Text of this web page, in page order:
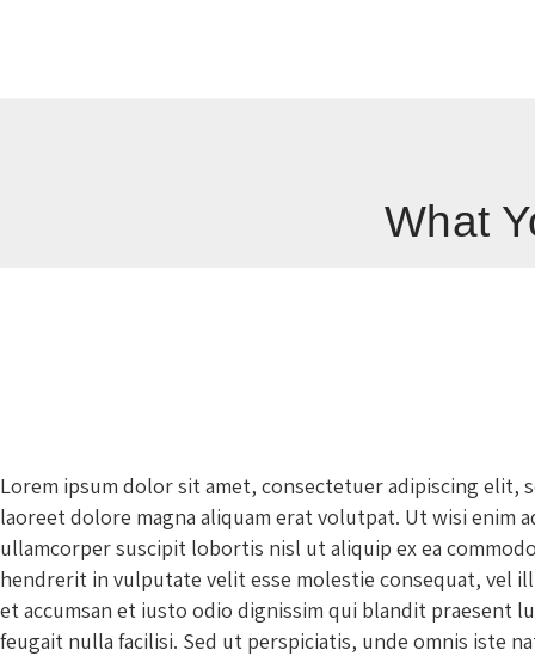
What
Lorem ipsum dolor sit amet, consectetuer adipiscing elit,
laoreet dolore magna aliquam erat volutpat. Ut wisi enim
ullamcorper suscipit lobortis nisl ut aliquip ex ea
hendrerit in vulputate velit esse molestie consequat, vel
et accumsan et iusto odio dignissim qui blandit praesent
feugait nulla facilisi. Sed ut perspiciatis, unde omnis iste